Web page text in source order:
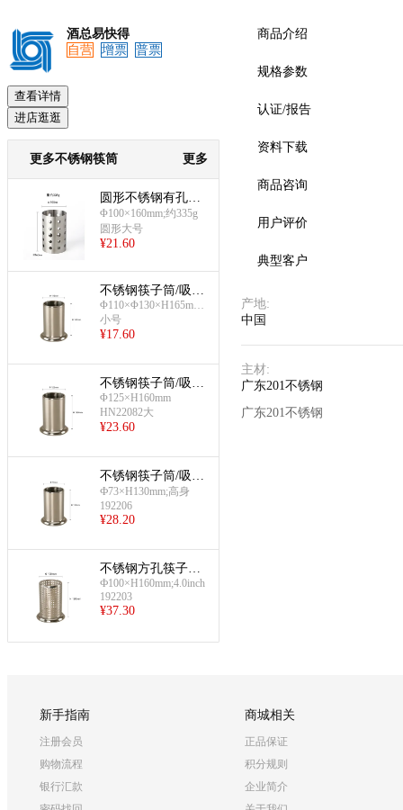
预览
酒总易快得
自营
增票 普票
查看详情
进店逛逛
更多不锈钢筷筒 更多
圆形不锈钢有孔筷
子/刀叉筒(大号304
不锈钢加厚)
Φ100×160mm;约335g
圆形大号
¥21.60
不锈钢筷子筒/吸管
筒(Φ110×H165mm)
Φ110×Φ130×H165mm;
0.7厚
小号
¥17.60
不锈钢筷子筒/吸管
筒(Φ125×H160mm)
Φ125×H160mm
HN22082大
¥23.60
不锈钢筷子筒/吸管
筒(Ф73×H130mm)
Ф73×H130mm;高身
192206
¥28.20
不锈钢方孔筷子筒/
吸管筒(大号)
Ф100×H160mm;4.0inch
192203
¥37.30
商品介绍
规格参数
认证/报告
资料下载
商品咨询
用户评价
典型客户
产地:
中国
主材:
广东201不锈钢
广东201不锈钢
新手指南
注册会员
购物流程
银行汇款
商城相关
正品保证
积分规则
企业简介